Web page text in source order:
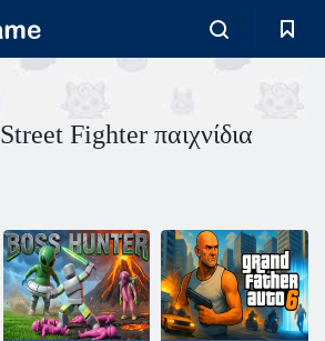
Street Fighter παιχνίδια